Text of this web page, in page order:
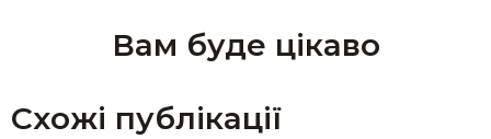
Вам буде цікаво
Схожі публікації